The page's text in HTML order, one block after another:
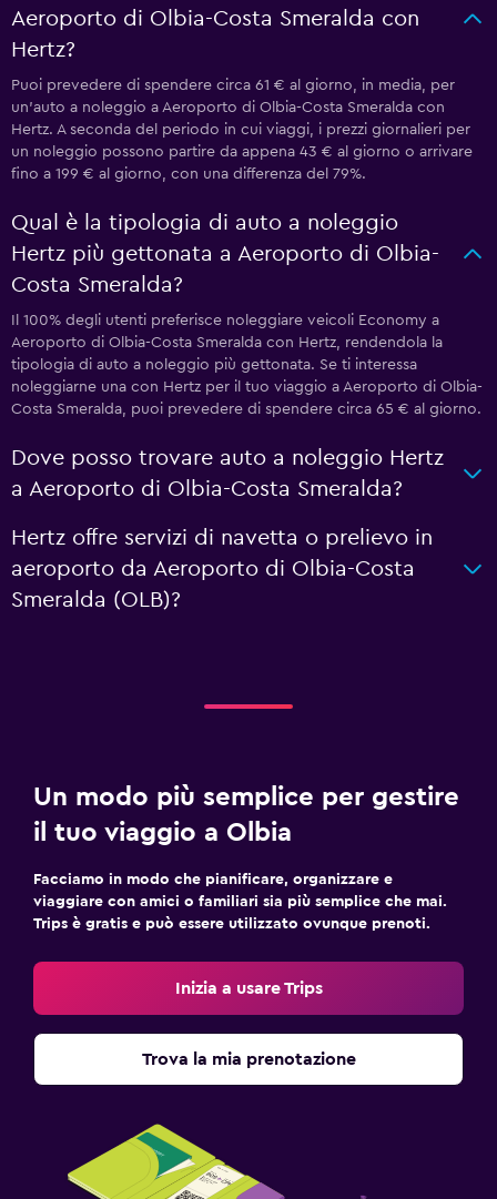
Aeroporto di Olbia-Costa Smeralda con
Hertz?
Puoi prevedere di spendere circa 61 € al giorno, in media, per
un'auto a noleggio a Aeroporto di Olbia-Costa Smeralda con
Hertz. A seconda del periodo in cui viaggi, i prezzi giornalieri per
un noleggio possono partire da appena 43 € al giorno o arrivare
fino a 199 € al giorno, con una differenza del 79%.
Qual è la tipologia di auto a noleggio
Hertz più gettonata a Aeroporto di Olbia-
Costa Smeralda?
Il 100% degli utenti preferisce noleggiare veicoli Economy a
Aeroporto di Olbia-Costa Smeralda con Hertz, rendendola la
tipologia di auto a noleggio più gettonata. Se ti interessa
noleggiarne una con Hertz per il tuo viaggio a Aeroporto di Olbia-
Costa Smeralda, puoi prevedere di spendere circa 65 € al giorno.
Dove posso trovare auto a noleggio Hertz
a Aeroporto di Olbia-Costa Smeralda?
Hertz offre servizi di navetta o prelievo in
aeroporto da Aeroporto di Olbia-Costa
Smeralda (OLB)?
Un modo più semplice per gestire
il tuo viaggio a Olbia
Facciamo in modo che pianificare, organizzare e
viaggiare con amici o familiari sia più semplice che mai.
Trips è gratis e può essere utilizzato ovunque prenoti.
Inizia a usare Trips
Trova la mia prenotazione